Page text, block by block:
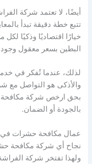
أيضًا، لا تعتمد شركة
تتبع خطة دقيقة تبدأ
خيارًا اقتصاديًا وذكيًا
البطين بسعر معقول
لذلك، عندما تُفكر في
والأذكى هو التواصل مع
بحق ارخص شركة مكافحة
بالجودة أو الضمان.
عمال مكافحة حشرات في
نجاح أي شركة مكافحة
ولهذا تفتخر شركة